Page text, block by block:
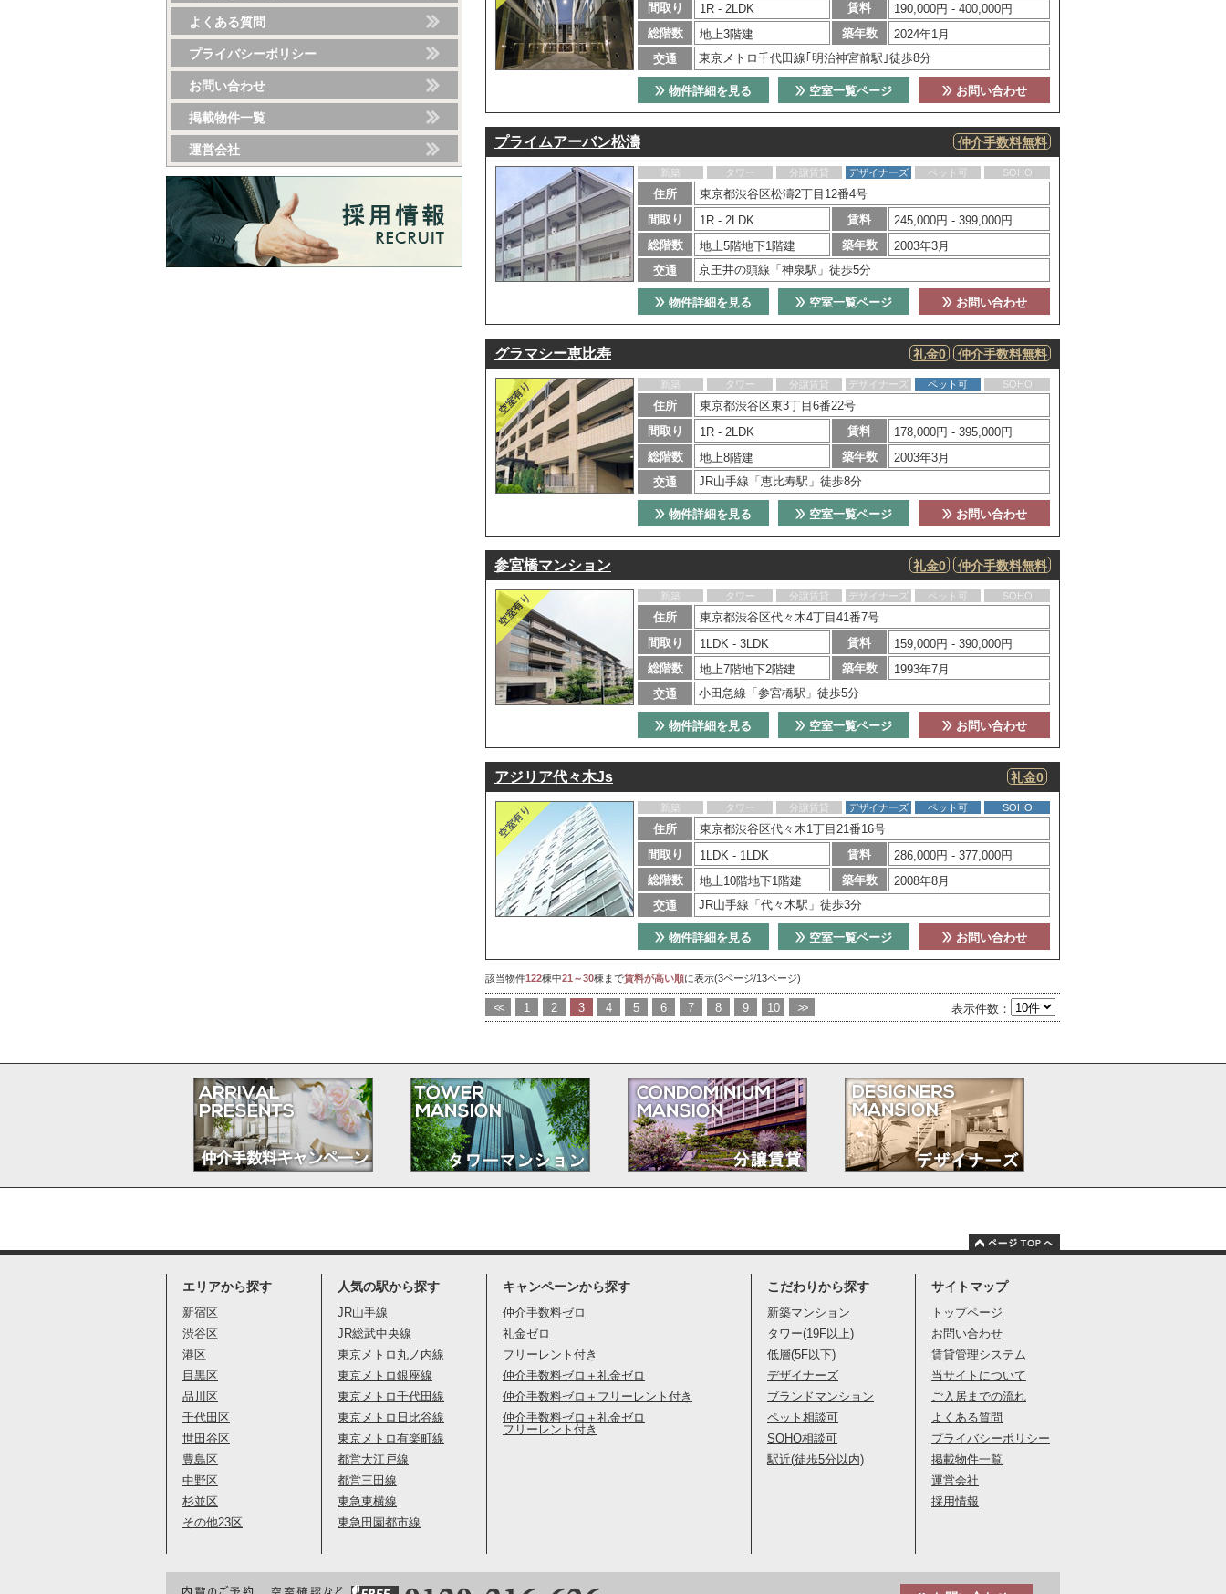
間取り
1R - 2LDK 賃料
190,000円 - 400,000円
総階数
地上3階建 築年数
2024年1月
交通
東京メトロ千代田線｢明治神宮前駅｣徒歩8分
お問い合わせ
空室一覧ページ
物件詳細を見る
プライムアーバン松濤 仲介手数料無料
新築 タワー 分譲賃貸 デザイナーズ ペット可 SOHO
住所
東京都渋谷区松濤2丁目12番4号
間取り
1R - 2LDK 賃料
245,000円 - 399,000円
総階数
地上5階地下1階建 築年数
2003年3月
交通
京王井の頭線「神泉駅」徒歩5分
お問い合わせ
空室一覧ページ
物件詳細を見る
グラマシー恵比寿 仲介手数料無料
礼金0
新築 タワー 分譲賃貸 デザイナーズ ペット可 SOHO
住所
東京都渋谷区東3丁目6番22号
間取り
1R - 2LDK 賃料
178,000円 - 395,000円
総階数
地上8階建 築年数
2003年3月
交通
JR山手線「恵比寿駅」徒歩8分
お問い合わせ
空室一覧ページ
物件詳細を見る
参宮橋マンション 仲介手数料無料
礼金0
新築 タワー 分譲賃貸 デザイナーズ ペット可 SOHO
住所
東京都渋谷区代々木4丁目41番7号
間取り
1LDK - 3LDK 賃料
159,000円 - 390,000円
総階数
地上7階地下2階建 築年数
1993年7月
交通
小田急線「参宮橋駅」徒歩5分
お問い合わせ
空室一覧ページ
物件詳細を見る
アジリア代々木Js 礼金0
新築 タワー 分譲賃貸 デザイナーズ ペット可 SOHO
住所
東京都渋谷区代々木1丁目21番16号
間取り
1LDK - 1LDK 賃料
286,000円 - 377,000円
総階数
地上10階地下1階建 築年数
2008年8月
交通
JR山手線「代々木駅」徒歩3分
お問い合わせ
空室一覧ページ
物件詳細を見る
該当物件122棟中21～30棟まで賃料が高い順に表示(3ページ/13ページ)
<< 1 2 3 4 5 6 7 8 9 10 >> 表示件数：
よくある質問
プライバシーポリシー
お問い合わせ
掲載物件一覧
運営会社
エリアから探す
新宿区
渋谷区
港区
目黒区
品川区
千代田区
世田谷区
豊島区
中野区
杉並区
その他23区
人気の駅から探す
JR山手線
JR総武中央線
東京メトロ丸ノ内線
東京メトロ銀座線
東京メトロ千代田線
東京メトロ日比谷線
東京メトロ有楽町線
都営大江戸線
都営三田線
東急東横線
東急田園都市線
キャンペーンから探す
仲介手数料ゼロ
礼金ゼロ
フリーレント付き
仲介手数料ゼロ＋礼金ゼロ
仲介手数料ゼロ＋フリーレント付き
仲介手数料ゼロ＋礼金ゼロ
フリーレント付き
こだわりから探す
新築マンション
タワー(19F以上)
低層(5F以下)
デザイナーズ
ブランドマンション
ペット相談可
SOHO相談可
駅近(徒歩5分以内)
サイトマップ
トップページ
お問い合わせ
賃貸管理システム
当サイトについて
ご入居までの流れ
よくある質問
プライバシーポリシー
掲載物件一覧
運営会社
採用情報